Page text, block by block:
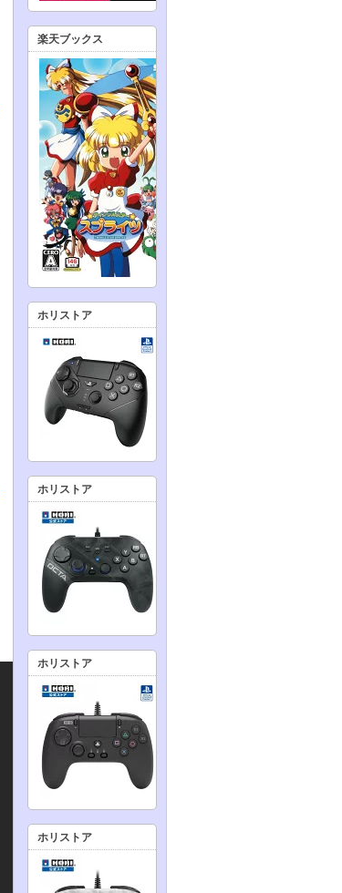
楽天ブックス
ホリストア
ホリストア
ホリストア
ホリストア